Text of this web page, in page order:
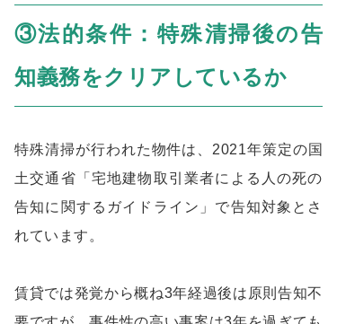
③法的条件：特殊清掃後の告
知義務をクリアしているか
特殊清掃が行われた物件は、2021年策定の国
土交通省「宅地建物取引業者による人の死の
告知に関するガイドライン」で告知対象とさ
れています。
賃貸では発覚から概ね3年経過後は原則告知不